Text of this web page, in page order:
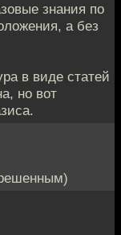
знания по
а без
в виде статей
но вот